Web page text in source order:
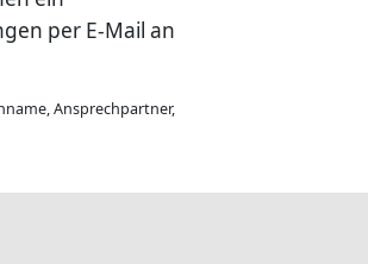
per E-Mail an
Ansprechpartner,